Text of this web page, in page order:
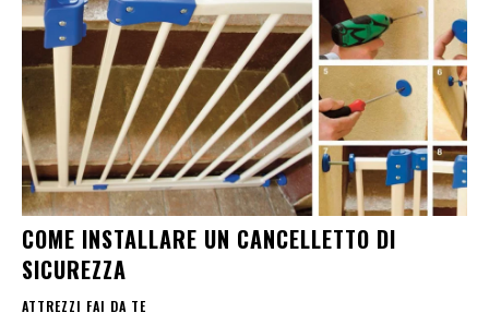
COME INSTALLARE UN CANCELLETTO DI
SICUREZZA
ATTREZZI FAI DA TE